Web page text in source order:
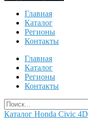
Главная
Каталог
Регионы
Контакты
Главная
Каталог
Регионы
Контакты
Каталог Honda Civic